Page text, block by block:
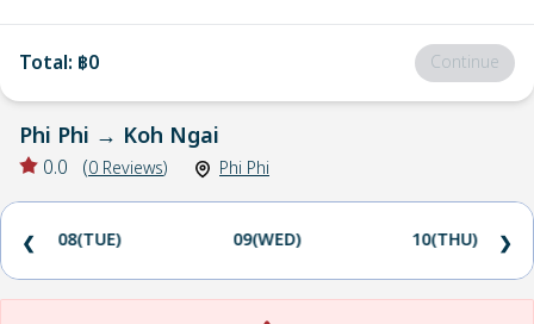
Total: ฿0 Continue
Phi Phi → Koh Ngai
0.0 (0 Reviews) Phi Phi
08(TUE) 09(WED) 10(THU)
❮ ❯